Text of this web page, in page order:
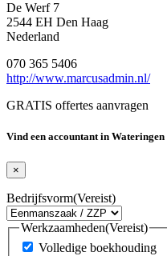
De Werf 7
2544 EH Den Haag
Nederland
070 365 5406
http://www.marcusadmin.nl/
GRATIS offertes aanvragen
Vind een accountant in Wateringen
×
Bedrijfsvorm(Vereist)
Werkzaamheden(Vereist)
Volledige boekhouding